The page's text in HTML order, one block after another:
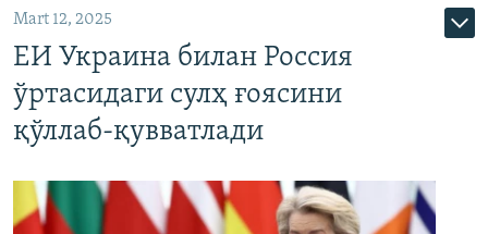
Mart 12, 2025
ЕИ Украина билан Россия
ўртасидаги сулҳ ғоясини
қўллаб-қувватлади